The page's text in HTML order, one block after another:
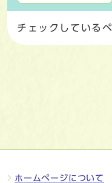
チェックしている
ホームページについて